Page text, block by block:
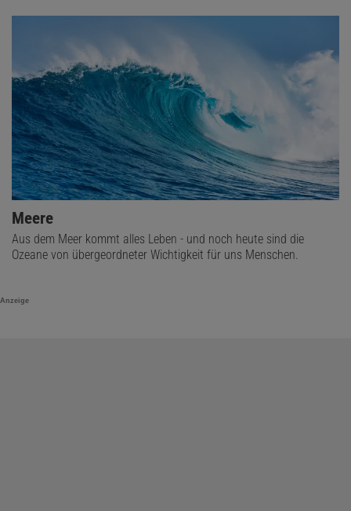
Meere
Aus dem Meer kommt alles Leben - und noch heute sind die
Ozeane von übergeordneter Wichtigkeit für uns Menschen.
Anzeige